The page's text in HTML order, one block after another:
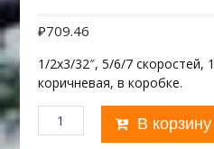
₽709.46
1/2х3/32″, 5/6/7 скоростей,
коричневая, в коробке.
Количество
товара
В корзину